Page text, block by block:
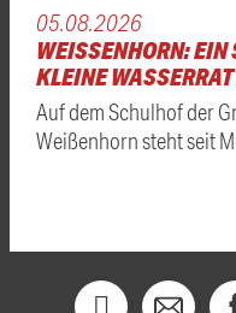
05.08.2026
WEISSENHORN: EIN
LEINE
Auf dem Schulhof der
Weißenhorn steht seit